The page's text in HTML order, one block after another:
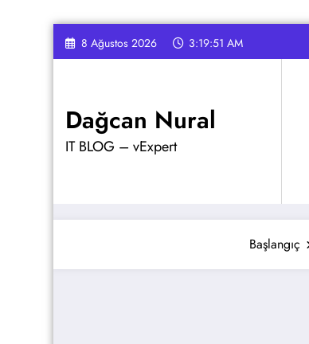
İçeriğe
atla
8 Ağustos 2026 3:19:52 AM
Dağcan Nural
IT BLOG – vExpert
Başlangıç